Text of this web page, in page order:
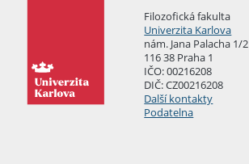
Filozofická fakulta
Univerzita Karlova
nám. Jana Palacha 1/2
116 38 Praha 1
IČO: 00216208
DIČ: CZ00216208
Další kontakty
Podatelna